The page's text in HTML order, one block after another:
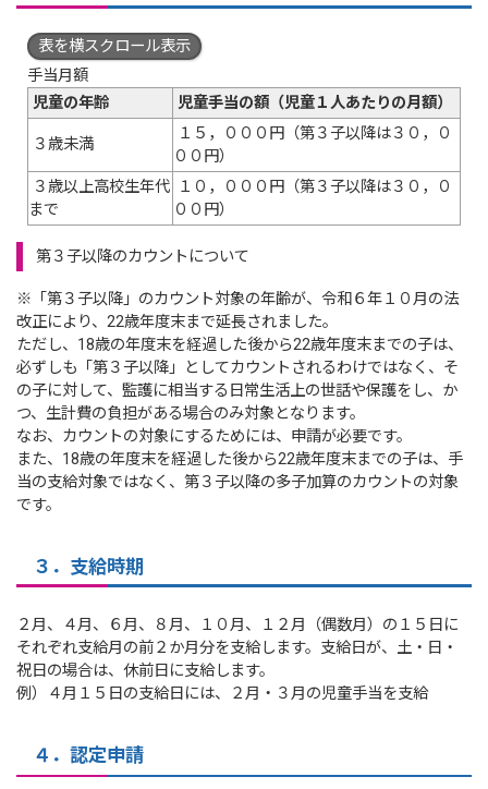
表を横スクロール表示
手当月額
児童の年齢
児童手当の額（児童１人あたりの月額）
３歳未満
１５，０００円（第３子以降は３０，０
００円）
３歳以上高校生年代
まで
１０，０００円（第３子以降は３０，０
００円）
第３子以降のカウントについて
※「第３子以降」のカウント対象の年齢が、令和６年１０月の法
改正により、22歳年度末まで延長されました。
ただし、18歳の年度末を経過した後から22歳年度末までの子は、
必ずしも「第３子以降」としてカウントされるわけではなく、そ
の子に対して、監護に相当する日常生活上の世話や保護をし、か
つ、生計費の負担がある場合のみ対象となります。
なお、カウントの対象にするためには、申請が必要です。
また、18歳の年度末を経過した後から22歳年度末までの子は、手
当の支給対象ではなく、第３子以降の多子加算のカウントの対象
です。
３．支給時期
２月、４月、６月、８月、１０月、１２月（偶数月）の１５日に
それぞれ支給月の前２か月分を支給します。支給日が、土・日・
祝日の場合は、休前日に支給します。
例）４月１５日の支給日には、２月・３月の児童手当を支給
４．認定申請